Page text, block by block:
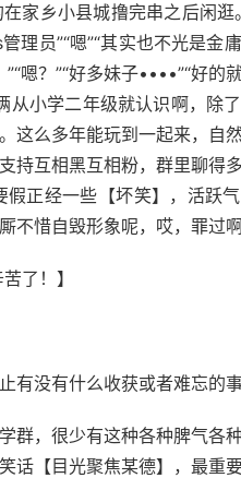
家乡小县城撸完串之后闲逛
理员”“嗯”“其实也不光是金
嗯？”“好多妹子••••”“好的
从小学二年级就认识啊，除
这么多年能玩到一起来，自
持互相黑互相粉，群里聊得
正经一些【坏笑】，活跃
惜自毁形象呢，哎，罪过啊
了！】
有没有什么收获或者难忘的
群，很少有这种各种脾气各
话【目光聚焦某德】，最重